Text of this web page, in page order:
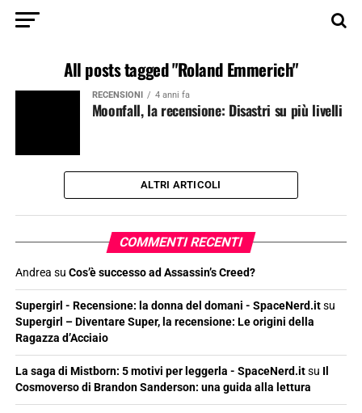
All posts tagged "Roland Emmerich"
RECENSIONI 4 anni fa
Moonfall, la recensione: Disastri su più livelli
ALTRI ARTICOLI
COMMENTI RECENTI
Andrea su Cos’è successo ad Assassin’s Creed?
Supergirl - Recensione: la donna del domani - SpaceNerd.itsu
Supergirl – Diventare Super, la recensione: Le origini della
Ragazza d’Acciaio
La saga di Mistborn: 5 motivi per leggerla - SpaceNerd.itsu Il
Cosmoverso di Brandon Sanderson: una guida alla lettura